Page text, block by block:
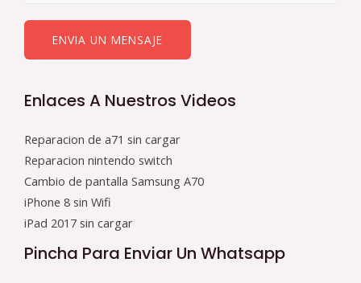
ENVIA UN MENSAJE
Enlaces A Nuestros Videos
Reparacion de a71 sin cargar
Reparacion nintendo switch
Cambio de pantalla Samsung A70
iPhone 8 sin Wifi
iPad 2017 sin cargar
Pincha Para Enviar Un Whatsapp